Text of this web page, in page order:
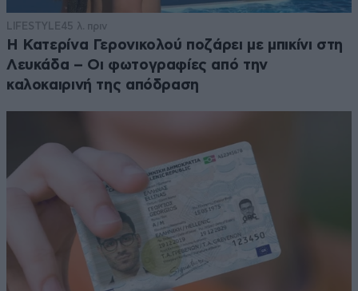
LIFESTYLE45 λ. πριν
Η Κατερίνα Γερονικολού ποζάρει με μπικίνι στη
Λευκάδα – Οι φωτογραφίες από την
καλοκαιρινή της απόδραση